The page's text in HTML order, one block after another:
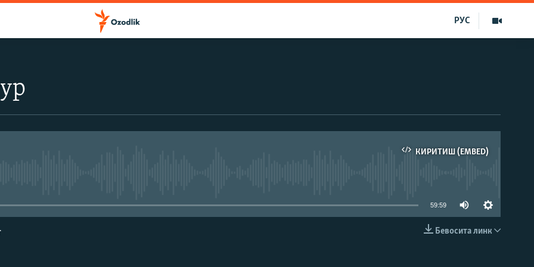
РУС
КИРИТИШ (EMBED)
59:59
Бевосита линк